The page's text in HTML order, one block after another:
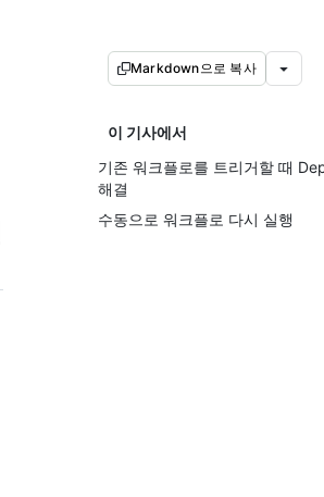
Markdown으로 복사
이 기사에서
기존 워크플로를 트리거할 때
해결
수동으로 워크플로 다시 실행